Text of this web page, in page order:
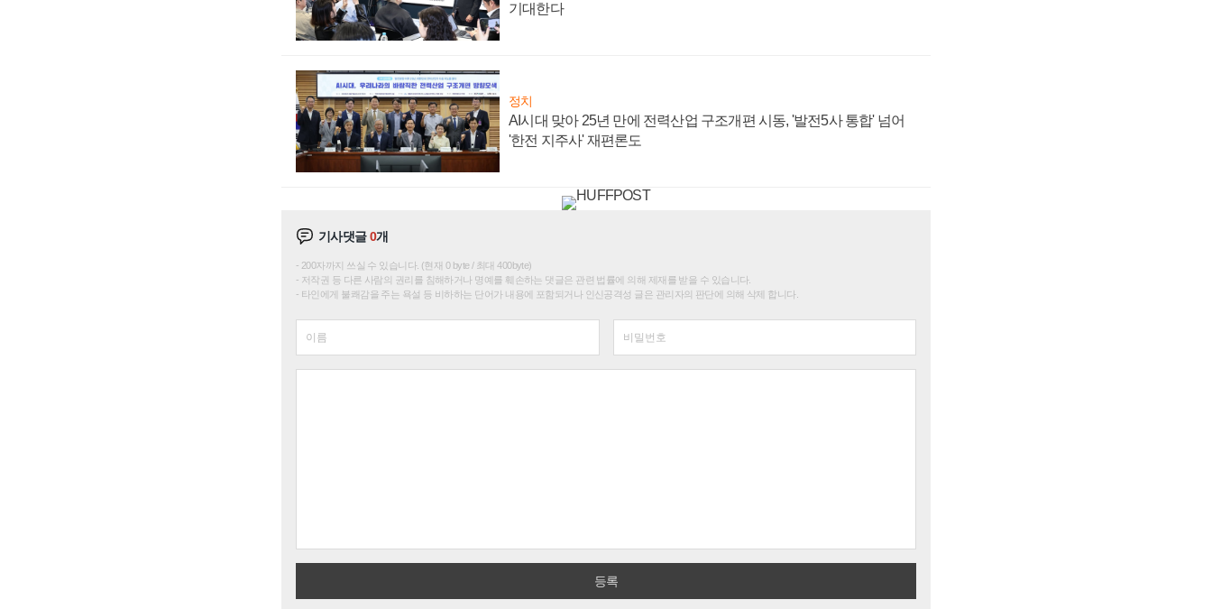
기대한다
정치
AI시대 맞아 25년 만에 전력산업 구조개편 시동, '발전5사 통합' 넘어
'한전 지주사' 재편론도
기사댓글0개
200자까지 쓰실 수 있습니다. (현재 0 byte / 최대 400byte)
저작권 등 다른 사람의 권리를 침해하거나 명예를 훼손하는 댓글은 관련 법률에 의해 제재를 받을 수 있습니다.
타인에게 불쾌감을 주는 욕설 등 비하하는 단어가 내용에 포함되거나 인신공격성 글은 관리자의 판단에 의해 삭제 합니다.